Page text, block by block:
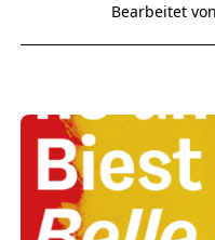
Bearbeitet